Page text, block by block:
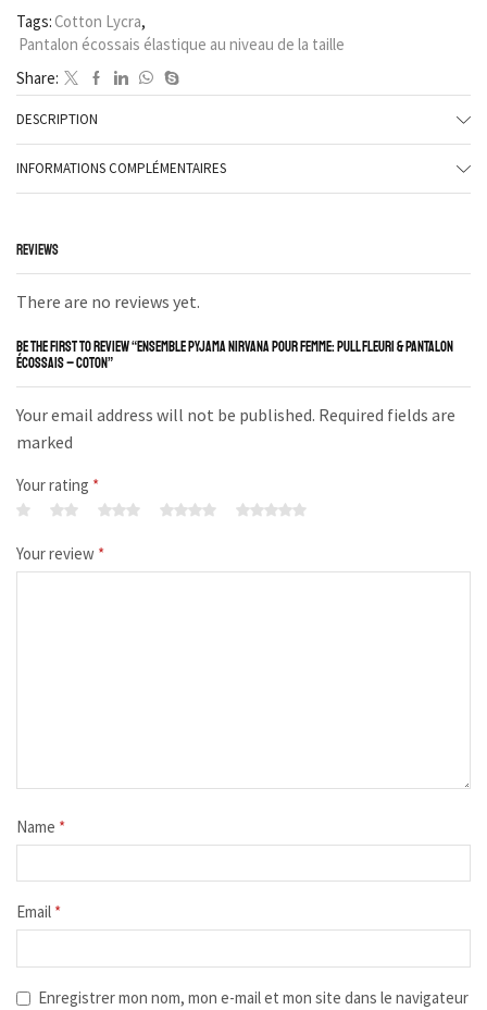
Tags: Cotton Lycra,
Pantalon écossais élastique au niveau de la taille
Share:
DESCRIPTION
INFORMATIONS COMPLÉMENTAIRES
REVIEWS
There are no reviews yet.
BE THE FIRST TO REVIEW “ENSEMBLE PYJAMA NIRVANA POUR FEMME: PULL FLEURI & PANTALON
ÉCOSSAIS – COTON”
Your email address will not be published. Required fields are
marked
Your rating *
Your review *
Name *
Email *
Enregistrer mon nom, mon e-mail et mon site dans le navigateur